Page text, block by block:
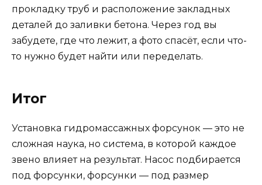
прокладку труб и расположение закладных
деталей до заливки бетона. Через год вы
забудете, где что лежит, а фото спасёт, если что-
то нужно будет найти или переделать.
Итог
Установка гидромассажных форсунок — это не
сложная наука, но система, в которой каждое
звено влияет на результат. Насос подбирается
под форсунки, форсунки — под размер